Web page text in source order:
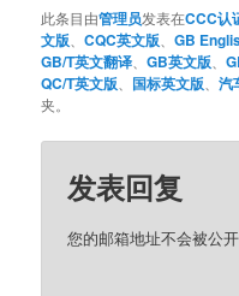
此条目由管理员发表在CCC认
文版 、CQC英文版 、GB
GB/T英文翻译 、GB英文版 、
QC/T英文版 国标英文版 、汽
夹。
发表回复
您的邮箱地址不会被公开